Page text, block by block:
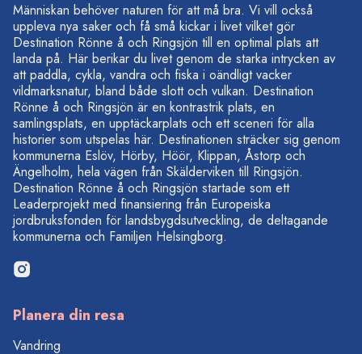
Människan behöver naturen för att må bra. Vi vill också
uppleva nya saker och få små kickar i livet vilket gör
Destination Rönne å och Ringsjön till en optimal plats att
landa på. Här berikar du livet genom de starka intrycken av
att paddla, cykla, vandra och fiska i oändligt vacker
vildmarksnatur, bland både slott och vulkan. Destination
Rönne å och Ringsjön är en kontrastrik plats, en
samlingsplats, en upptäckarplats och ett sceneri för alla
historier som utspelas här. Destinationen sträcker sig genom
kommunerna Eslöv, Hörby, Höör, Klippan, Åstorp och
Ängelholm, hela vägen från Skälderviken till Ringsjön.
Destination Rönne å och Ringsjön startade som ett
Leaderprojekt med finansiering från Europeiska
jordbruksfonden för landsbygdsutveckling, de deltagande
kommunerna och Familjen Helsingborg.
Planera din resa
Vandring